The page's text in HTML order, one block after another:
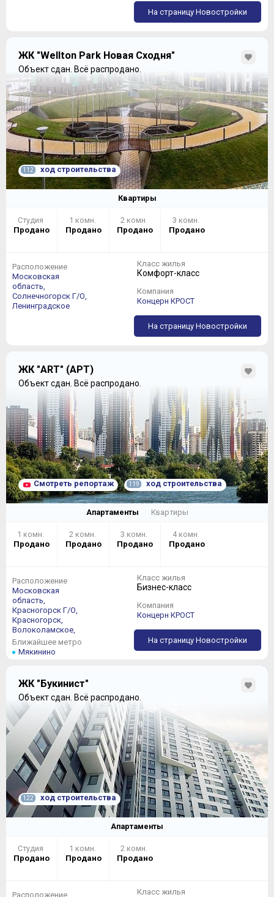
На страницу Новостройки
ЖК "Wellton Park Новая Сходня"
Объект сдан. Всё распродано.
112 ход строительства
Квартиры
Студия
Продано
1 комн.
Продано
2 комн.
Продано
3 комн.
Продано
Расположение
Московская
область,
Солнечногорск Г/О,
Ленинградское
Класс жилья
Комфорт-класс
Компания
Концерн КРОСТ
На страницу Новостройки
ЖК "ART" (АРТ)
Объект сдан. Всё распродано.
Смотреть репортаж 119 ход строительства
Апартаменты
1 комн.
Продано
2 комн.
Продано
3 комн.
Продано
4 комн.
Продано
Квартиры
Расположение
Московская
область,
Красногорск Г/О,
Красногорск,
Волоколамское,
Ближайшее метро
Мякинино
Класс жилья
Бизнес-класс
Компания
Концерн КРОСТ
На страницу Новостройки
ЖК "Букинист"
Объект сдан. Всё распродано.
122 ход строительства
Апартаменты
Студия
Продано
1 комн.
Продано
2 комн.
Продано
Расположение Класс жилья